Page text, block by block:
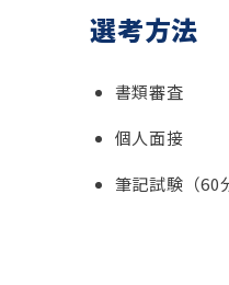
選考方法
書類審査
個人面接
筆記試験（60